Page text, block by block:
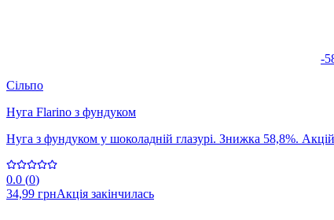
-
Сільпо
Нуга Flarino з фундуком
Нуга з фундуком у шоколадній глазурі. Знижка 58,8%.
0.0 (0)
34,99 грнАкція закінчилась